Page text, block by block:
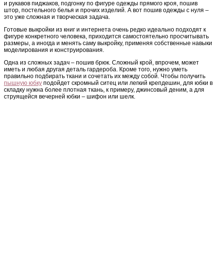
и рукавов пиджаков, подгонку по фигуре одежды прямого кроя, пошив
штор, постельного белья и прочих изделий. А вот пошив одежды с нуля –
это уже сложная и творческая задача.
Готовые выкройки из книг и интернета очень редко идеально подходят к
фигуре конкретного человека, приходится самостоятельно просчитывать
размеры, а иногда и менять саму выкройку, применяя собственные навыки
моделирования и конструирования.
Одна из сложных задач – пошив брюк. Сложный крой, впрочем, может
иметь и любая другая деталь гардероба. Кроме того, нужно уметь
правильно подбирать ткани и сочетать их между собой. Чтобы получить
пышную юбку подойдет скромный ситец или легкий крепдешин, для юбки в
складку нужна более плотная ткань, к примеру, джинсовый деним, а для
струящейся вечерней юбки – шифон или шелк.